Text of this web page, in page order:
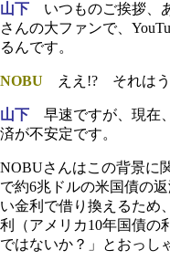
山下 いつものご挨拶、
さんの大ファンで、
るんです。
NOBU ええ!? それはう
山下 早速ですが、現在
済が不安定です。
NOBUさんはこの背景に
で約6兆ドルの米国債の
い金利で借り換えるため
利（アメリカ10年国債の
ではないか？」とおっし